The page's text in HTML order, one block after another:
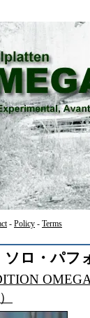
- Policy - Terms
ソロ・パフ